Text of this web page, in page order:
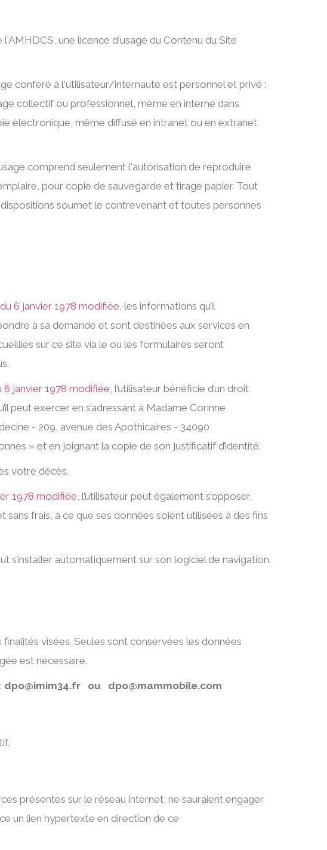
une licence d'usage du Contenu du Site
conféré à l'utilisateur/internaute est personnel et privé :
collectif ou professionnel, même en interne dans
électronique, même diffusé en intranet ou en extranet
comprend seulement l'autorisation de reproduire
pour copie de sauvegarde et tirage papier. Tout
soumet le contrevenant et toutes personnes
6 janvier 1978 modifiée, les informations qu’il
à sa demande et sont destinées aux services en
sur ce site via le ou les formulaires seront
janvier 1978 modifiée, l’utilisateur bénéficie d’un droit
peut exercer en s’adressant à Madame Corinne
- 209, avenue des Apothicaires - 34090
» et en joignant la copie de son justificatif d’identité.
votre décès.
1978 modifiée, l’utilisateur peut également s’opposer,
frais, à ce que ses données soient utilisées à des fins
s’installer automatiquement sur son logiciel de navigation.
visées. Seules sont conservées les données
est nécessaire.
dpo@imim34.fr ou dpo@mammobile.com
présentes sur le réseau internet, ne sauraient engager
un lien hypertexte en direction de ce